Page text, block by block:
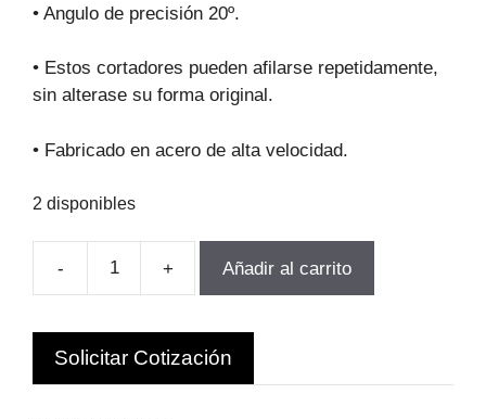
original
$279.027.
actual
$251.124.
• Angulo de precisión 20º.
• Estos cortadores pueden afilarse repetidamente,
sin alterase su forma original.
• Fabricado en acero de alta velocidad.
2 disponibles
-
FRESA
Para
Engranajes
M1.0-
+ Añadir al carrito
Solicitar Cotización